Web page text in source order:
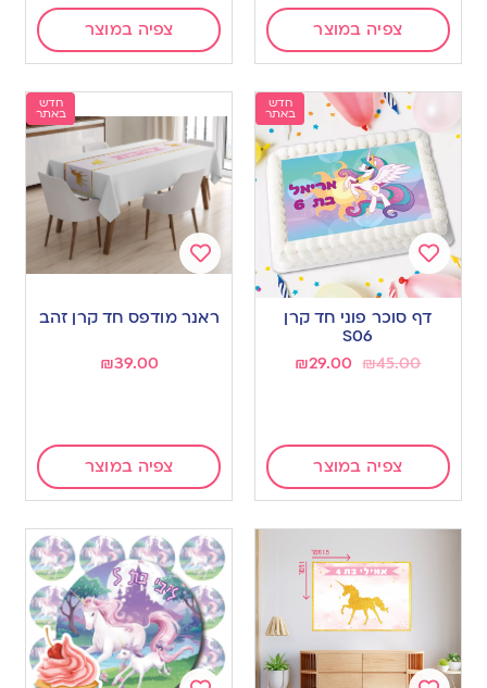
צפיה במוצר צפיה במוצר
חדש
באתר
Add
wishlist
דף סוכר פוני חד קרן
S06
₪45.00
₪29.00
צפיה במוצר
חדש
באתר
to
ראנר מודפס חד קרן זהב
₪39.00
צפיה במוצר